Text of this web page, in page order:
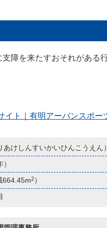
障を来たすおそれがある行
イト｜有明アーバンスポー
けしんすいかいひんこうえん）
664.45m2）